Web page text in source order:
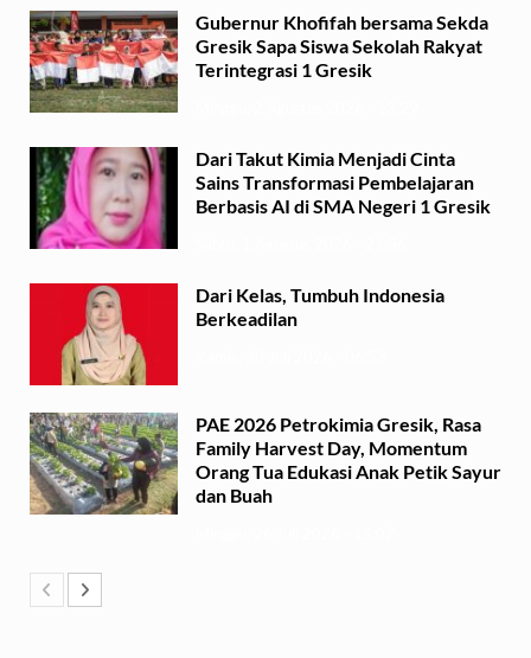
Gubernur Khofifah bersama Sekda
Gresik Sapa Siswa Sekolah Rakyat
Terintegrasi 1 Gresik
Dari Takut Kimia Menjadi Cinta
Sains Transformasi Pembelajaran
Berbasis AI di SMA Negeri 1 Gresik
Dari Kelas, Tumbuh Indonesia
Berkeadilan
PAE 2026 Petrokimia Gresik, Rasa
Family Harvest Day, Momentum
Orang Tua Edukasi Anak Petik Sayur
dan Buah